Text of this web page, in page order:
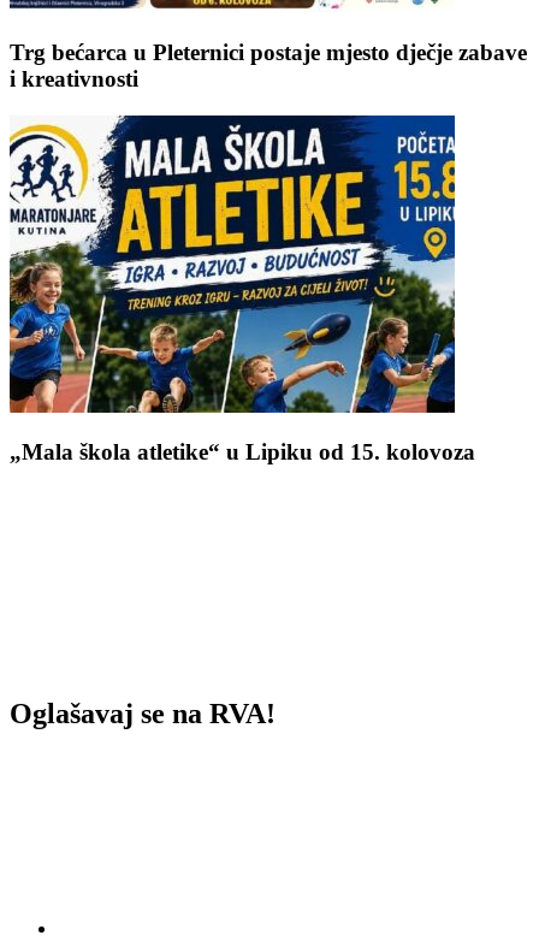
Trg bećarca u Pleternici postaje mjesto dječje zabave
i kreativnosti
„Mala škola atletike“ u Lipiku od 15. kolovoza
Oglašavaj se na RVA!